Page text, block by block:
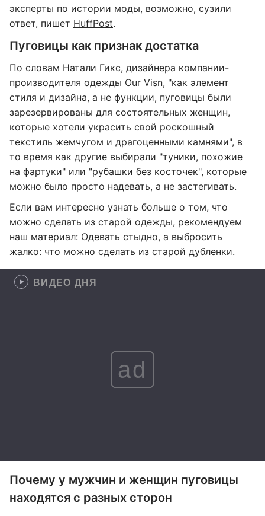
эксперты по истории моды, возможно, сузили
ответ, пишет HuffPost.
Пуговицы как признак достатка
По словам Натали Гикс, дизайнера компании-
производителя одежды Our Visn, "как элемент
стиля и дизайна, а не функции, пуговицы были
зарезервированы для состоятельных женщин,
которые хотели украсить свой роскошный
текстиль жемчугом и драгоценными камнями", в
то время как другие выбирали "туники, похожие
на фартуки" или "рубашки без косточек", которые
можно было просто надевать, а не застегивать.
Если вам интересно узнать больше о том, что
можно сделать из старой одежды, рекомендуем
наш материал: Одевать стыдно, а выбросить
жалко: что можно сделать из старой дубленки.
ВИДЕО ДНЯ
ad
Почему у мужчин и женщин пуговицы
находятся с разных сторон